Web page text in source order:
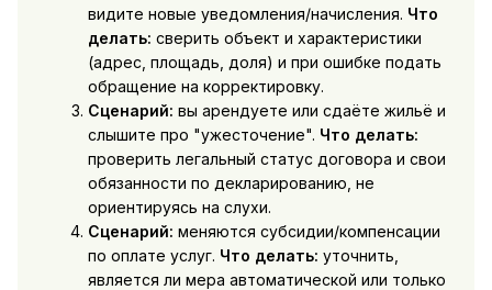
видите новые уведомления/начисления. Что
делать: сверить объект и характеристики
(адрес, площадь, доля) и при ошибке подать
обращение на корректировку.
Сценарий: вы арендуете или сдаёте жильё и
слышите про "ужесточение". Что делать:
проверить легальный статус договора и свои
обязанности по декларированию, не
ориентируясь на слухи.
Сценарий: меняются субсидии/компенсации
по оплате услуг. Что делать: уточнить,
является ли мера автоматической или только